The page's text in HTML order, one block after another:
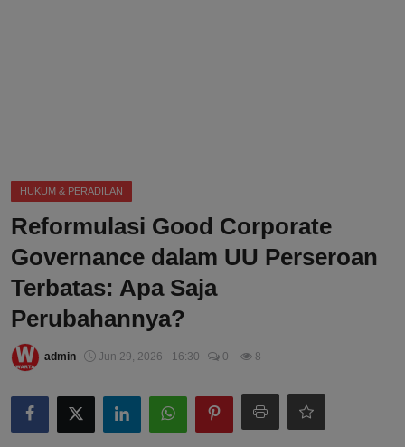
HUKUM & PERADILAN
Reformulasi Good Corporate
Governance dalam UU Perseroan
Terbatas: Apa Saja
Perubahannya?
admin Jun 29, 2026 - 16:30 0 8